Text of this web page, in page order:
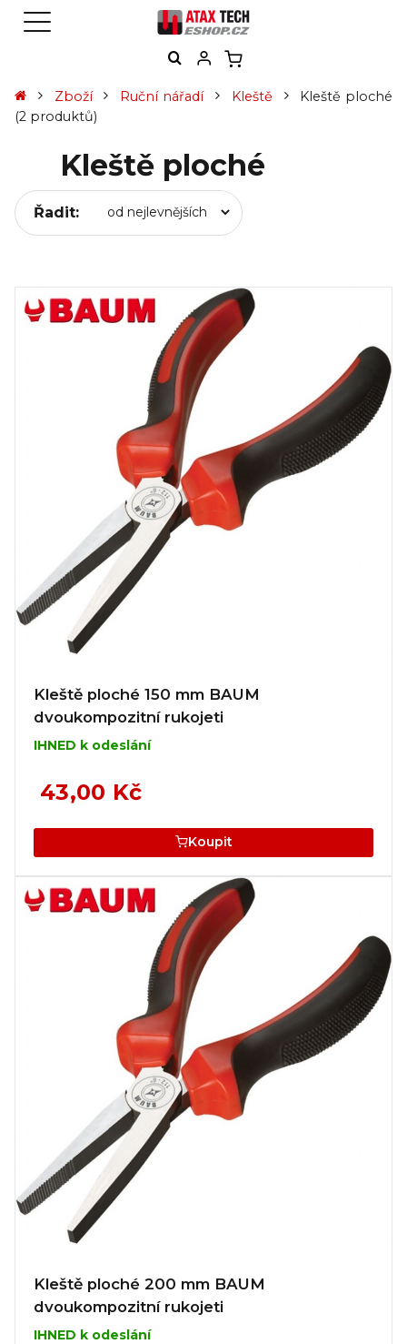
Zboží Ruční nářadí Kleště
Kleště ploché
(2 produktů)
Kleště ploché
Řadit:
Kleště ploché 150 mm BAUM
dvoukompozitní rukojeti
IHNED k odeslání
43,00 Kč
Koupit
Kleště ploché 200 mm BAUM
dvoukompozitní rukojeti
IHNED k odeslání